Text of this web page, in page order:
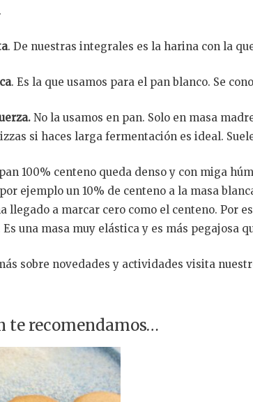
. De nuestras integrales es la harina con la
. Es la que usamos para el pan blanco. Se
No la usamos en pan. Solo en masa
si haces larga fermentación es ideal.
100% centeno queda denso y con miga
ejemplo un 10% de centeno a la masa
llegado a marcar cero como el centeno. Por
una masa muy elástica y es más pegajosa
sobre novedades y actividades visita
te recomendamos…